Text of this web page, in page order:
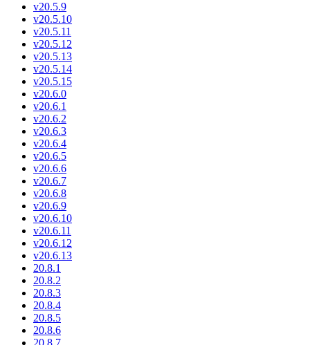
v20.5.9
v20.5.10
v20.5.11
v20.5.12
v20.5.13
v20.5.14
v20.5.15
v20.6.0
v20.6.1
v20.6.2
v20.6.3
v20.6.4
v20.6.5
v20.6.6
v20.6.7
v20.6.8
v20.6.9
v20.6.10
v20.6.11
v20.6.12
v20.6.13
20.8.1
20.8.2
20.8.3
20.8.4
20.8.5
20.8.6
20.8.7